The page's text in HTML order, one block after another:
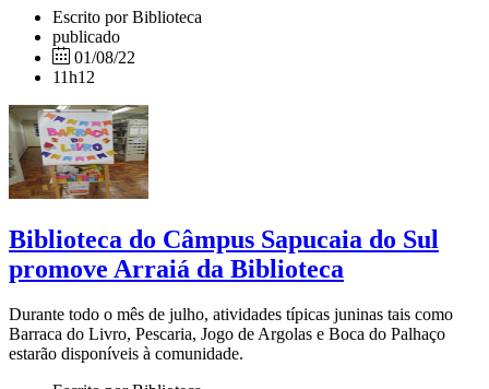
Escrito por Biblioteca
publicado
01/08/22
11h12
Biblioteca do Câmpus Sapucaia do Sul
promove Arraiá da Biblioteca
Durante todo o mês de julho, atividades típicas juninas tais como
Barraca do Livro, Pescaria, Jogo de Argolas e Boca do Palhaço
estarão disponíveis à comunidade.